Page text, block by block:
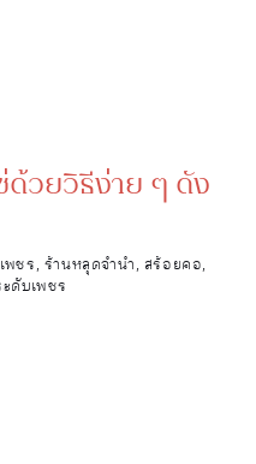
ด้วยวิธีง่าย ๆ ดัง
พชร, ร้านหลุดจำนำ, สร้อยคอ,
ดับเพชร